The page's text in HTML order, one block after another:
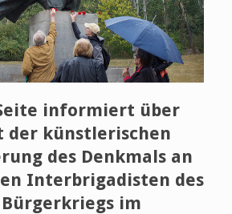
informiert über
der künstlerischen
des Denkmals an
Interbrigadisten des
Bürgerkriegs im